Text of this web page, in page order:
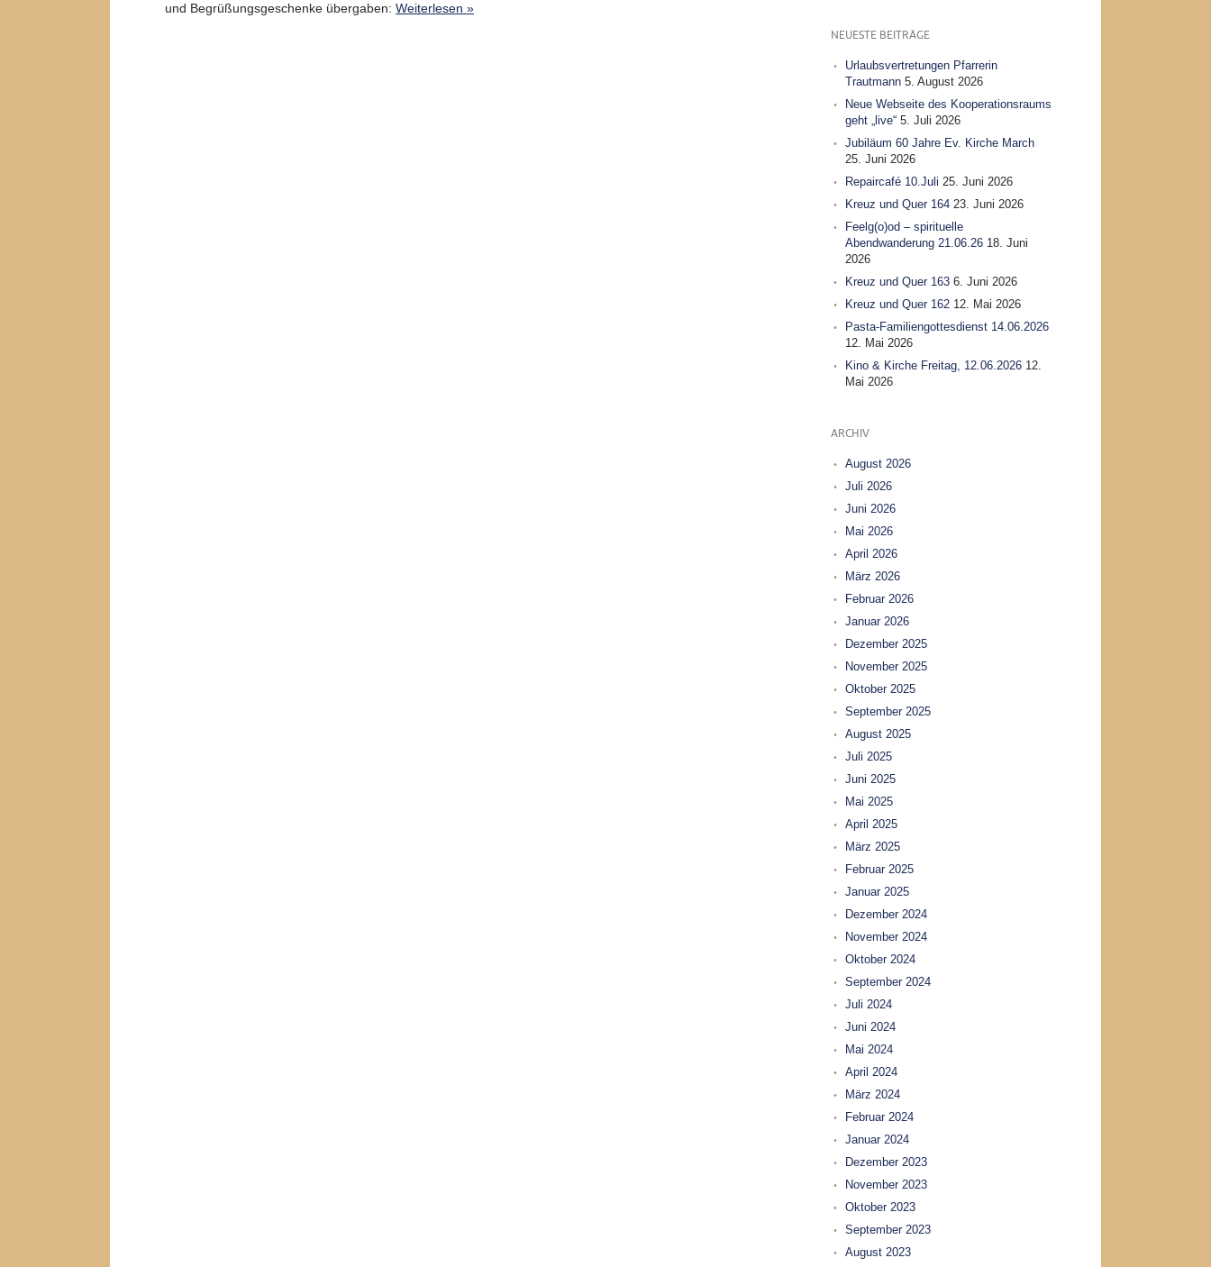
und Begrüßungsgeschenke übergaben: Weiterlesen »
NEUESTE BEITRÄGE
Urlaubsvertretungen Pfarrerin
Trautmann 5. August 2026
Neue Webseite des Kooperationsraums
geht „live“ 5. Juli 2026
Jubiläum 60 Jahre Ev. Kirche March
25. Juni 2026
Repaircafé 10.Juli 25. Juni 2026
Kreuz und Quer 164 23. Juni 2026
Feelg(o)od – spirituelle
Abendwanderung 21.06.26 18. Juni
2026
Kreuz und Quer 163 6. Juni 2026
Kreuz und Quer 162 12. Mai 2026
Pasta-Familiengottesdienst 14.06.2026
12. Mai 2026
Kino & Kirche Freitag, 12.06.2026 12.
Mai 2026
ARCHIV
August 2026
Juli 2026
Juni 2026
Mai 2026
April 2026
März 2026
Februar 2026
Januar 2026
Dezember 2025
November 2025
Oktober 2025
September 2025
August 2025
Juli 2025
Juni 2025
Mai 2025
April 2025
März 2025
Februar 2025
Januar 2025
Dezember 2024
November 2024
Oktober 2024
September 2024
Juli 2024
Juni 2024
Mai 2024
April 2024
März 2024
Februar 2024
Januar 2024
Dezember 2023
November 2023
Oktober 2023
September 2023
August 2023